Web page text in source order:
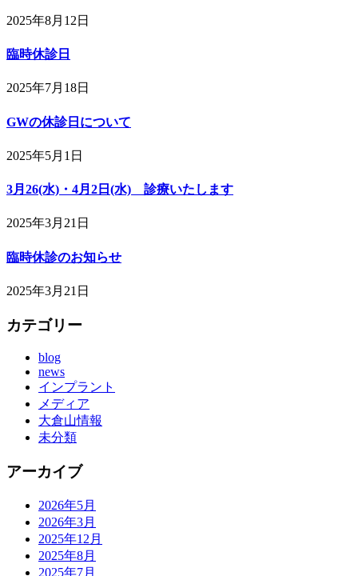
2025年8月12日
臨時休診日
2025年7月18日
GWの休診日について
2025年5月1日
3月26(水)・4月2日(水) 診療いたします
2025年3月21日
臨時休診のお知らせ
2025年3月21日
カテゴリー
blog
news
インプラント
メディア
大倉山情報
未分類
アーカイブ
2026年5月
2026年3月
2025年12月
2025年8月
2025年7月